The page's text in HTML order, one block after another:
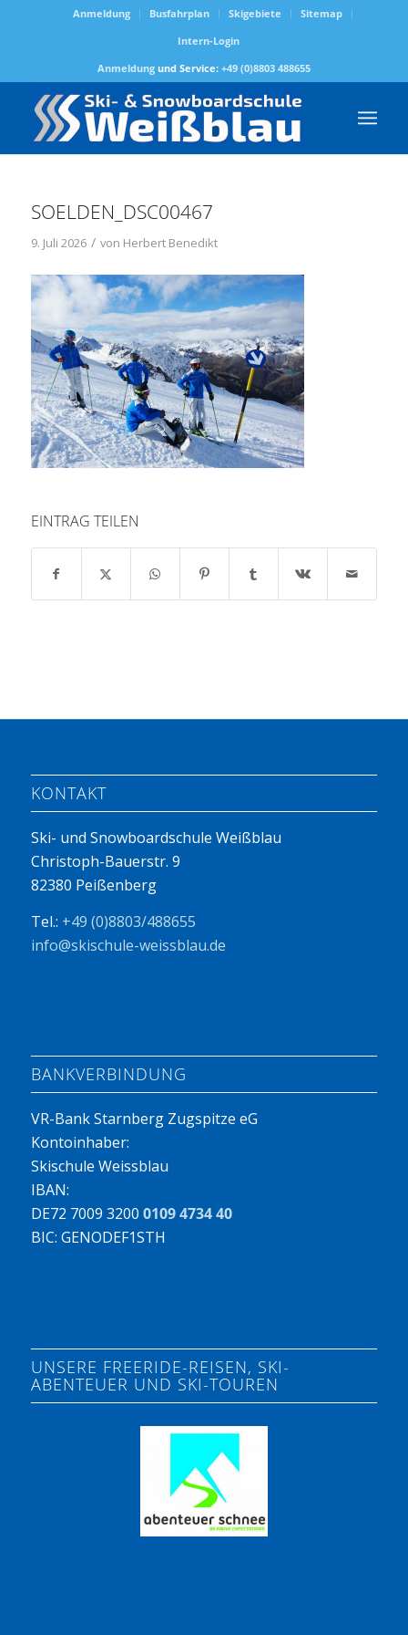
Anmeldung Busfahrplan Skigebiete
Sitemap
Intern-Login
Anmeldungund Service: +49 (0)8803 488655
SOELDEN_DSC00467
9. Juli 2026 / von Herbert Benedikt
EINTRAG TEILEN
KONTAKT
Ski- und Snowboardschule Weißblau
Christoph-Bauerstr. 9
82380 Peißenberg
Tel.: +49 (0)8803/488655
info@skischule-weissblau.de
BANKVERBINDUNG
VR-Bank Starnberg Zugspitze eG
Kontoinhaber:
Skischule Weissblau
IBAN:
DE72 7009 3200 0109 4734 40
BIC: GENODEF1STH
UNSERE FREERIDE-REISEN, SKI-
ABENTEUER UND SKI-TOUREN